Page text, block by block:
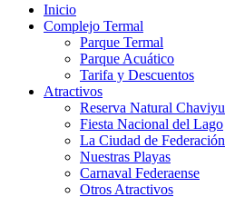
Inicio
Complejo Termal
Parque Termal
Parque Acuático
Tarifa y Descuentos
Atractivos
Reserva Natural Chaviyu
Fiesta Nacional del Lago
La Ciudad de Federación
Nuestras Playas
Carnaval Federaense
Otros Atractivos